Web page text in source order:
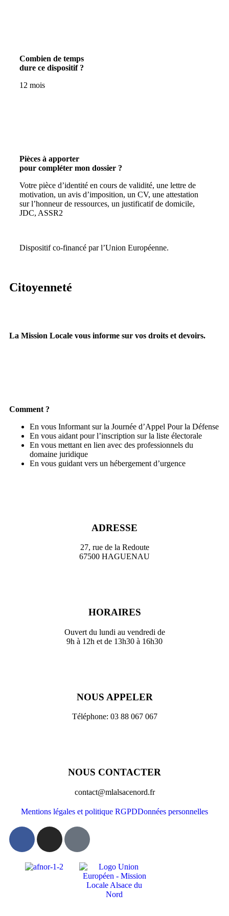
Combien de temps
dure ce dispositif ?
12 mois
Pièces à apporter
pour compléter mon dossier ?
Votre pièce d’identité en cours de validité, une lettre de
motivation, un avis d’imposition, un CV, une attestation
sur l’honneur de ressources, un justificatif de domicile,
JDC, ASSR2
Dispositif co-financé par l’Union Européenne.
Citoyenneté
La Mission Locale vous informe sur vos droits et devoirs.
Comment ?
En vous Informant sur la Journée d’Appel Pour la Défense
En vous aidant pour l’inscription sur la liste électorale
En vous mettant en lien avec des professionnels du
domaine juridique
En vous guidant vers un hébergement d’urgence
ADRESSE
27, rue de la Redoute
67500 HAGUENAU
HORAIRES
Ouvert du lundi au vendredi de
9h à 12h et de 13h30 à 16h30
NOUS APPELER
Téléphone: 03 88 067 067
NOUS CONTACTER
contact@mlalsacenord.fr
Mentions légales et politique RGPDDonnées personnelles